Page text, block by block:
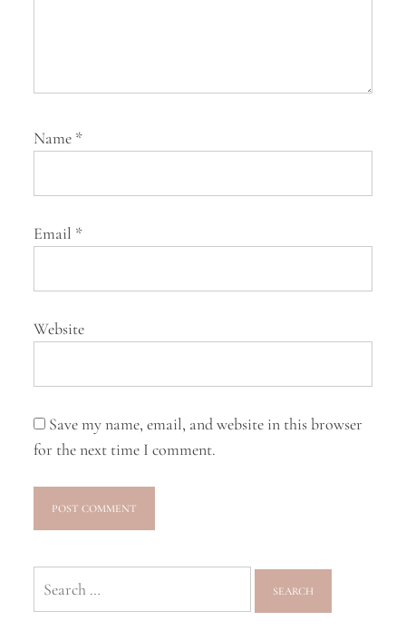
Name *
Email *
Website
Save my name, email, and website in this browser
for the next time I comment.